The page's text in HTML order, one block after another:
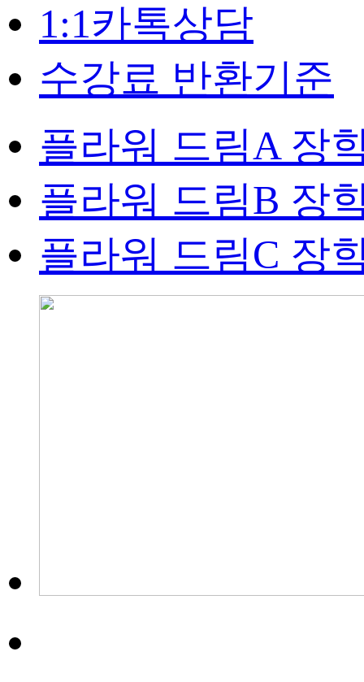
1:1카톡상담
수강료 반환기준
플라워 드림A 장
플라워 드림B 장
플라워 드림C 장